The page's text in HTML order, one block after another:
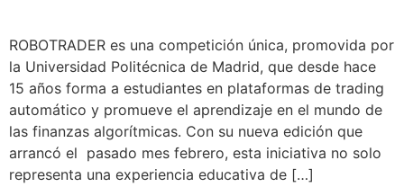
ROBOTRADER es una competición única, promovida por
la Universidad Politécnica de Madrid, que desde hace
15 años forma a estudiantes en plataformas de trading
automático y promueve el aprendizaje en el mundo de
las finanzas algorítmicas. Con su nueva edición que
arrancó el pasado mes febrero, esta iniciativa no solo
representa una experiencia educativa de […]